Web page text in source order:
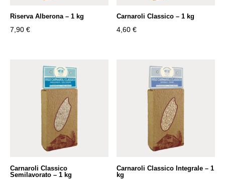
Riserva Alberona – 1 kg
7,90 €
Carnaroli Classico – 1 kg
4,60€
Carnaroli Classico
Semilavorato – 1 kg
Carnaroli Classico Integrale – 1
kg